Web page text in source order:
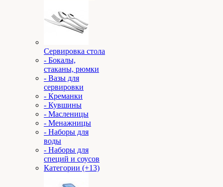
Сервировка стола
- Бокалы,
стаканы, рюмки
- Вазы для
сервировки
- Креманки
- Кувшины
- Масленицы
- Менажницы
- Наборы для
воды
- Наборы для
специй и соусов
Категории (+13)